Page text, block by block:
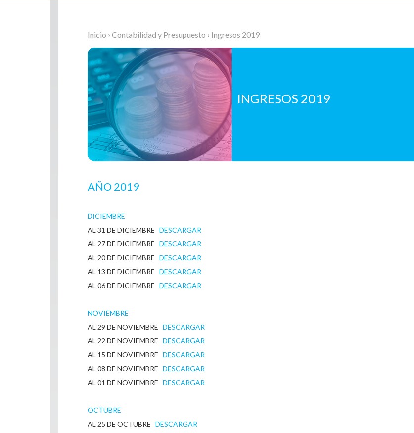
Inicio › Contabilidad y Presupuesto › Ingresos 2019
INGRESOS 2019
AÑO 2019
DICIEMBRE
AL 31 DE DICIEMBRE DESCARGAR
AL 27 DE DICIEMBRE DESCARGAR
AL 20 DE DICIEMBRE DESCARGAR
AL 13 DE DICIEMBRE DESCARGAR
AL 06 DE DICIEMBRE DESCARGAR
NOVIEMBRE
AL 29 DE NOVIEMBRE DESCARGAR
AL 22 DE NOVIEMBRE DESCARGAR
AL 15 DE NOVIEMBRE DESCARGAR
AL 08 DE NOVIEMBRE DESCARGAR
AL 01 DE NOVIEMBRE DESCARGAR
OCTUBRE
AL 25 DE OCTUBRE DESCARGAR